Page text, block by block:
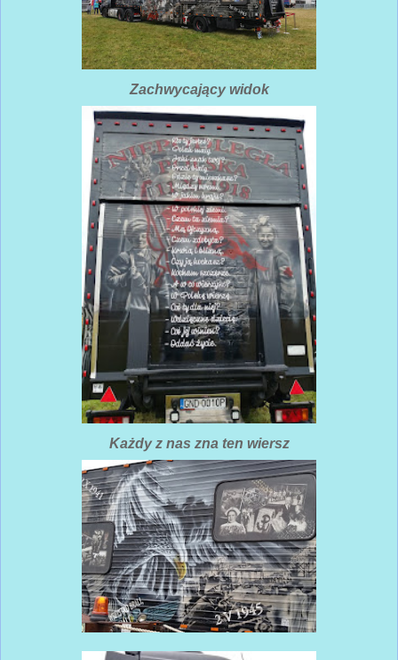
Zachwycający widok
Każdy z nas zna ten wiersz